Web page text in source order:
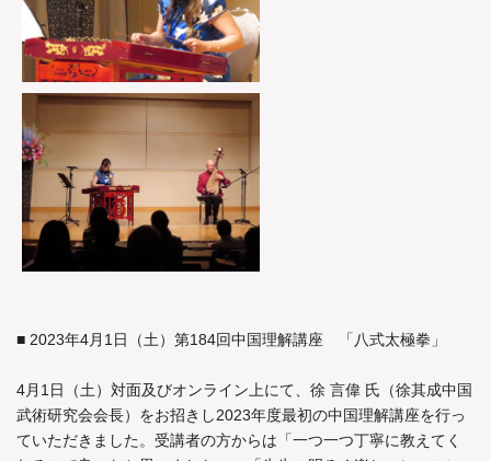
■ 2023年4月1日（土）第184回中国理解講座 「八式太極拳」
4月1日（土）対面及びオンライン上にて、徐 言偉 氏（徐其成中国
武術研究会会長）をお招きし2023年度最初の中国理解講座を行っ
ていただきました。受講者の方からは「一つ一つ丁寧に教えてく